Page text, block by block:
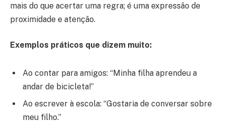
mais do que acertar uma regra; é uma expressão de
proximidade e atenção.
Exemplos práticos que dizem muito:
Ao contar para amigos: “Minha filha aprendeu a
andar de bicicleta!”
Ao escrever à escola: “Gostaria de conversar sobre
meu filho.”